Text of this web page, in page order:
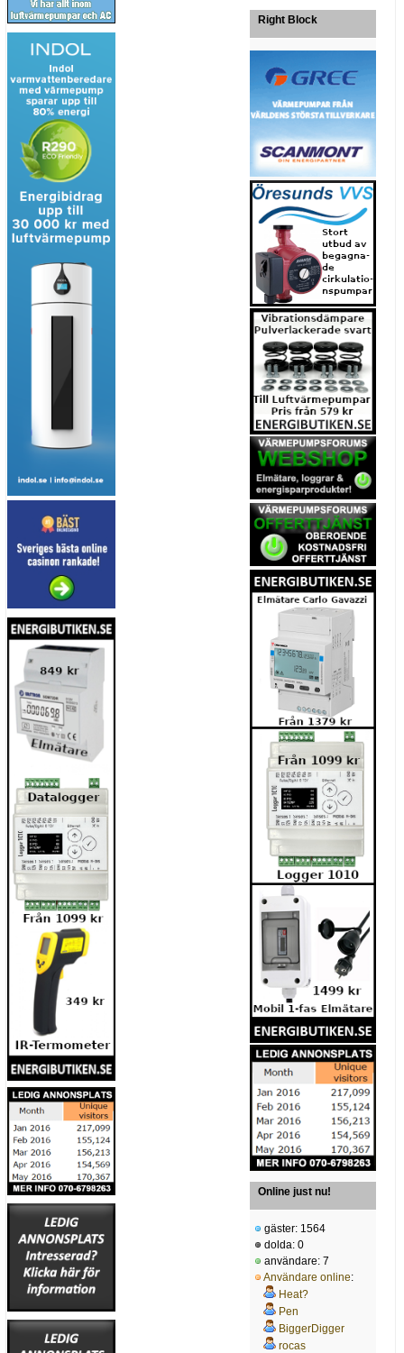
Right Block
Online just nu!
gäster: 1564
dolda: 0
användare: 7
Användare online:
Heat?
Pen
BiggerDigger
rocas